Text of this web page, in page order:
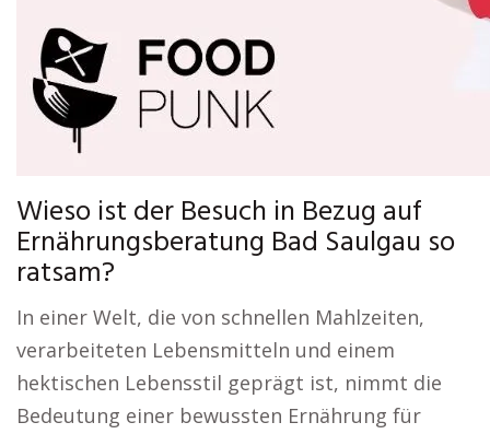
Wieso ist der Besuch in Bezug auf
Ernährungsberatung Bad Saulgau so
ratsam?
In einer Welt, die von schnellen Mahlzeiten,
verarbeiteten Lebensmitteln und einem
hektischen Lebensstil geprägt ist, nimmt die
Bedeutung einer bewussten Ernährung für